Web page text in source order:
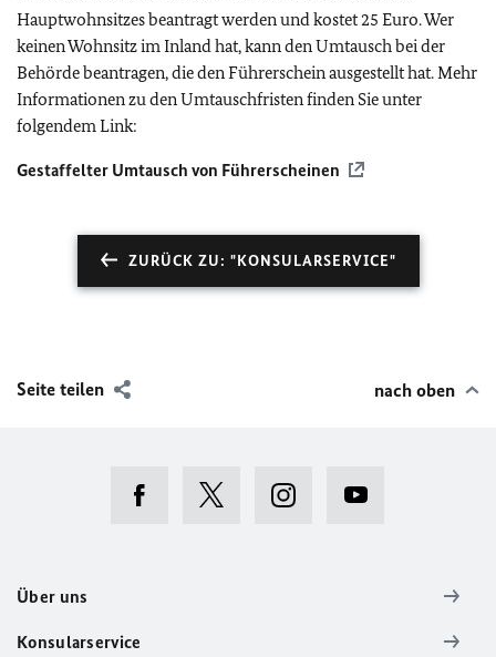
Hauptwohnsitzes beantragt werden und kostet 25 Euro. Wer
keinen Wohnsitz im Inland hat, kann den Umtausch bei der
Behörde beantragen, die den Führerschein ausgestellt hat. Mehr
Informationen zu den Umtauschfristen finden Sie unter
folgendem Link:
Gestaffelter Umtausch von Führerscheinen
ZURÜCK ZU: "KONSULARSERVICE"
Seite teilen nach oben
Über uns
Konsularservice